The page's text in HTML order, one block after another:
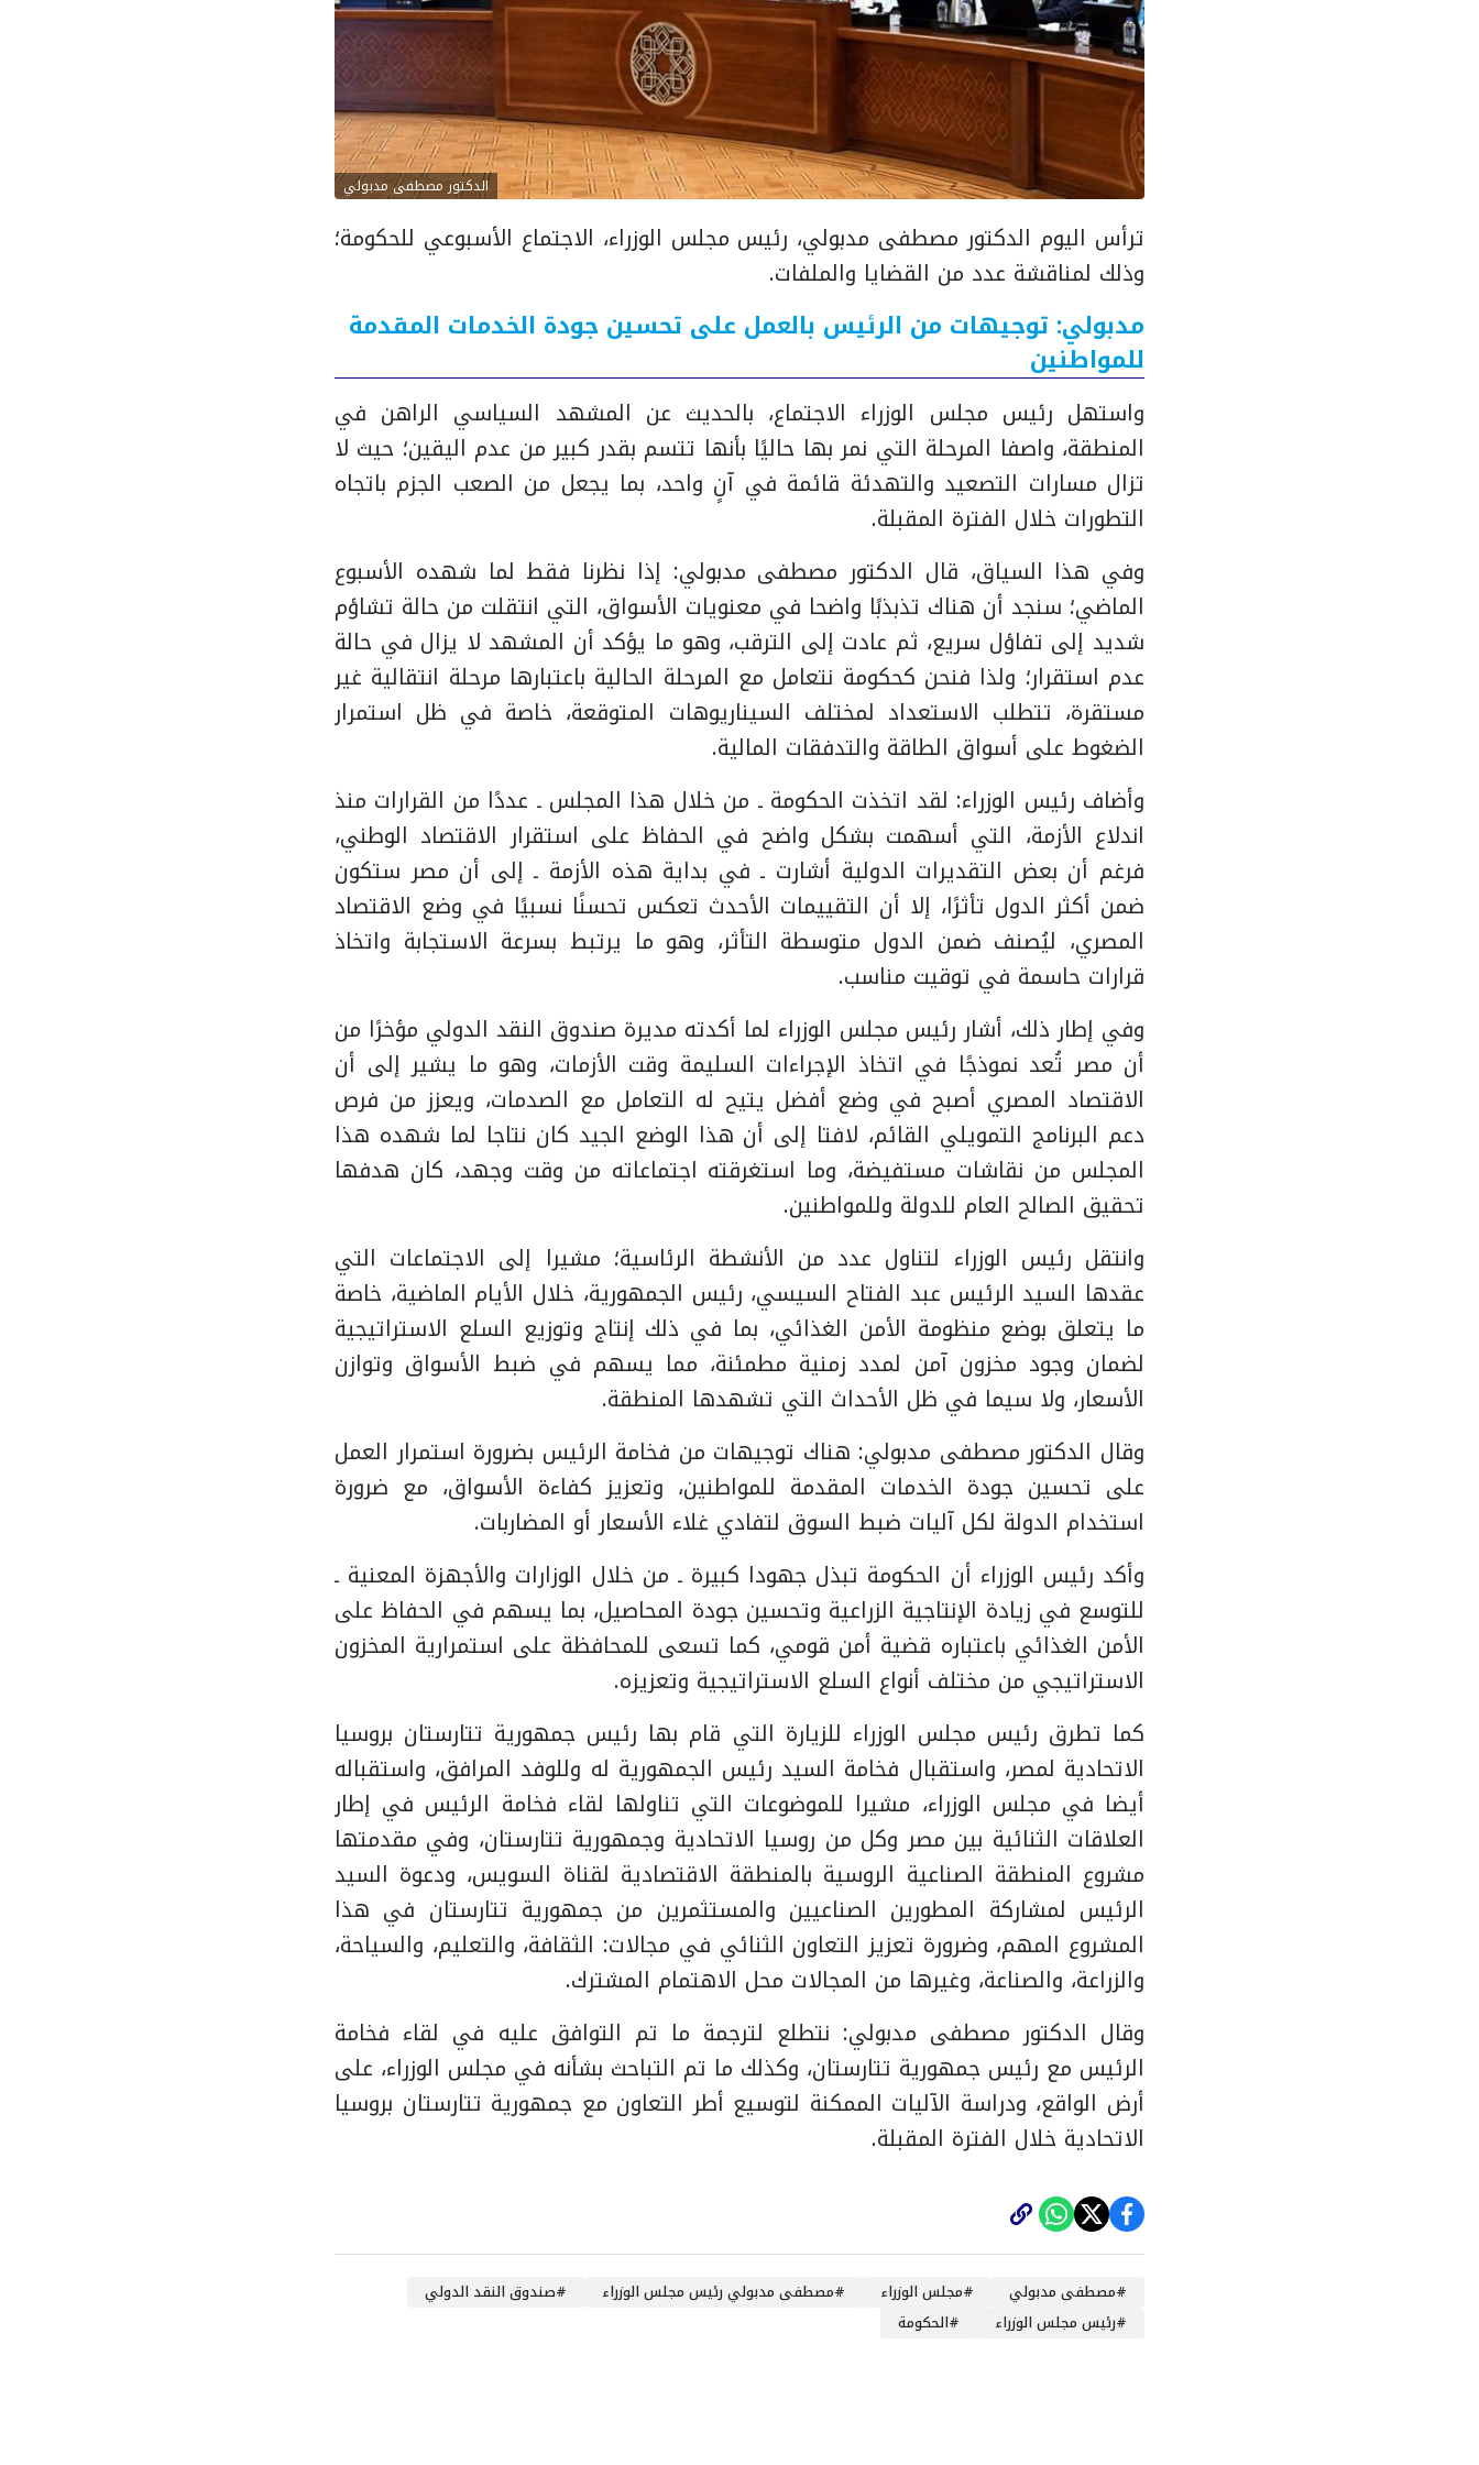
الدكتور مصطفى مدبولي
ترأس اليوم الدكتور مصطفى مدبولي، رئيس مجلس الوزراء، الاجتماع الأسبوعي للحكومة؛
وذلك لمناقشة عدد من القضايا والملفات.
مدبولي: توجيهات من الرئيس بالعمل على تحسين جودة الخدمات المقدمة
للمواطنين
واستهل رئيس مجلس الوزراء الاجتماع، بالحديث عن المشهد السياسي الراهن في
المنطقة، واصفا المرحلة التي نمر بها حاليًا بأنها تتسم بقدر كبير من عدم اليقين؛ حيث لا
تزال مسارات التصعيد والتهدئة قائمة في آنٍ واحد، بما يجعل من الصعب الجزم باتجاه
التطورات خلال الفترة المقبلة.
وفي هذا السياق، قال الدكتور مصطفى مدبولي: إذا نظرنا فقط لما شهده الأسبوع
الماضي؛ سنجد أن هناك تذبذبًا واضحا في معنويات الأسواق، التي انتقلت من حالة تشاؤم
شديد إلى تفاؤل سريع، ثم عادت إلى الترقب، وهو ما يؤكد أن المشهد لا يزال في حالة
عدم استقرار؛ ولذا فنحن كحكومة نتعامل مع المرحلة الحالية باعتبارها مرحلة انتقالية غير
مستقرة، تتطلب الاستعداد لمختلف السيناريوهات المتوقعة، خاصة في ظل استمرار
الضغوط على أسواق الطاقة والتدفقات المالية.
وأضاف رئيس الوزراء: لقد اتخذت الحكومة ـ من خلال هذا المجلس ـ عددًا من القرارات منذ
اندلاع الأزمة، التي أسهمت بشكل واضح في الحفاظ على استقرار الاقتصاد الوطني،
فرغم أن بعض التقديرات الدولية أشارت ـ في بداية هذه الأزمة ـ إلى أن مصر ستكون
ضمن أكثر الدول تأثرًا، إلا أن التقييمات الأحدث تعكس تحسنًا نسبيًا في وضع الاقتصاد
المصري، ليُصنف ضمن الدول متوسطة التأثر، وهو ما يرتبط بسرعة الاستجابة واتخاذ
قرارات حاسمة في توقيت مناسب.
وفي إطار ذلك، أشار رئيس مجلس الوزراء لما أكدته مديرة صندوق النقد الدولي مؤخرًا من
أن مصر تُعد نموذجًا في اتخاذ الإجراءات السليمة وقت الأزمات، وهو ما يشير إلى أن
الاقتصاد المصري أصبح في وضع أفضل يتيح له التعامل مع الصدمات، ويعزز من فرص
دعم البرنامج التمويلي القائم، لافتا إلى أن هذا الوضع الجيد كان نتاجا لما شهده هذا
المجلس من نقاشات مستفيضة، وما استغرقته اجتماعاته من وقت وجهد، كان هدفها
تحقيق الصالح العام للدولة وللمواطنين.
وانتقل رئيس الوزراء لتناول عدد من الأنشطة الرئاسية؛ مشيرا إلى الاجتماعات التي
عقدها السيد الرئيس عبد الفتاح السيسي، رئيس الجمهورية، خلال الأيام الماضية، خاصة
ما يتعلق بوضع منظومة الأمن الغذائي، بما في ذلك إنتاج وتوزيع السلع الاستراتيجية
لضمان وجود مخزون آمن لمدد زمنية مطمئنة، مما يسهم في ضبط الأسواق وتوازن
الأسعار، ولا سيما في ظل الأحداث التي تشهدها المنطقة.
وقال الدكتور مصطفى مدبولي: هناك توجيهات من فخامة الرئيس بضرورة استمرار العمل
على تحسين جودة الخدمات المقدمة للمواطنين، وتعزيز كفاءة الأسواق، مع ضرورة
استخدام الدولة لكل آليات ضبط السوق لتفادي غلاء الأسعار أو المضاربات.
وأكد رئيس الوزراء أن الحكومة تبذل جهودا كبيرة ـ من خلال الوزارات والأجهزة المعنية ـ
للتوسع في زيادة الإنتاجية الزراعية وتحسين جودة المحاصيل، بما يسهم في الحفاظ على
الأمن الغذائي باعتباره قضية أمن قومي، كما تسعى للمحافظة على استمرارية المخزون
الاستراتيجي من مختلف أنواع السلع الاستراتيجية وتعزيزه.
كما تطرق رئيس مجلس الوزراء للزيارة التي قام بها رئيس جمهورية تتارستان بروسيا
الاتحادية لمصر، واستقبال فخامة السيد رئيس الجمهورية له وللوفد المرافق، واستقباله
أيضا في مجلس الوزراء، مشيرا للموضوعات التي تناولها لقاء فخامة الرئيس في إطار
العلاقات الثنائية بين مصر وكل من روسيا الاتحادية وجمهورية تتارستان، وفي مقدمتها
مشروع المنطقة الصناعية الروسية بالمنطقة الاقتصادية لقناة السويس، ودعوة السيد
الرئيس لمشاركة المطورين الصناعيين والمستثمرين من جمهورية تتارستان في هذا
المشروع المهم، وضرورة تعزيز التعاون الثنائي في مجالات: الثقافة، والتعليم، والسياحة،
والزراعة، والصناعة، وغيرها من المجالات محل الاهتمام المشترك.
وقال الدكتور مصطفى مدبولي: نتطلع لترجمة ما تم التوافق عليه في لقاء فخامة
الرئيس مع رئيس جمهورية تتارستان، وكذلك ما تم التباحث بشأنه في مجلس الوزراء، على
أرض الواقع، ودراسة الآليات الممكنة لتوسيع أطر التعاون مع جمهورية تتارستان بروسيا
الاتحادية خلال الفترة المقبلة.
#مصطفى مدبولي #مجلس الوزراء #مصطفى مدبولي رئيس مجلس الوزراء #صندوق النقد الدولي
#رئيس مجلس الوزراء #الحكومة